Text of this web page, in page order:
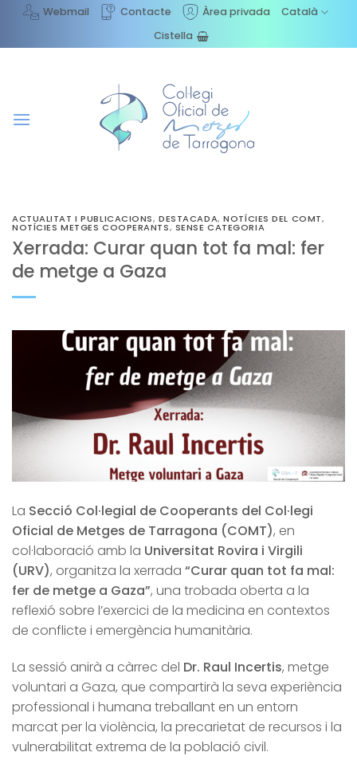
content
Webmail Contacte Àrea privada
Català
Cistella
ACTUALITAT I PUBLICACIONS,DESTACADA,NOTÍCIES DEL COMT,
NOTÍCIES METGES COOPERANTS, SENSE CATEGORIA
Xerrada: Curar quan tot fa mal: fer
de metge a Gaza
La Secció Col·legial de Cooperants del Col·legi
Oficial de Metges de Tarragona (COMT), en
col·laboració amb la Universitat Rovira i Virgili
(URV), organitza la xerrada “Curar quan tot fa mal:
fer de metge a Gaza”, una trobada oberta a la
reflexió sobre l’exercici de la medicina en contextos
de conflicte i emergència humanitària.
La sessió anirà a càrrec del Dr. Raul Incertis, metge
voluntari a Gaza, que compartirà la seva experiència
professional i humana treballant en un entorn
marcat per la violència, la precarietat de recursos i la
vulnerabilitat extrema de la població civil.